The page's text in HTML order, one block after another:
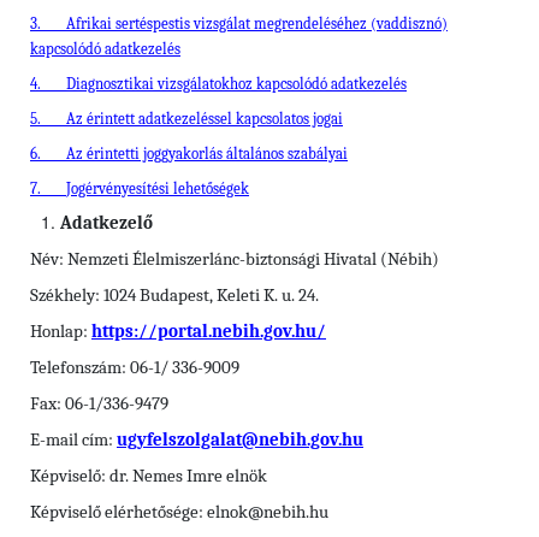
3.
Afrikai sertéspestis vizsgálat megrendeléséhez (vaddisznó)
kapcsolódó adatkezelés
4.
Diagnosztikai vizsgálatokhoz kapcsolódó adatkezelés
5.
Az érintett adatkezeléssel kapcsolatos jogai
6.
Az érintetti joggyakorlás általános szabályai
7.
Jogérvényesítési lehetőségek
Adatkezelő
Név: Nemzeti Élelmiszerlánc-biztonsági Hivatal (Nébih)
Székhely: 1024 Budapest, Keleti K. u. 24.
Honlap: https://portal.nebih.gov.hu/
Telefonszám: 06-1/ 336-9009
Fax: 06-1/336-9479
E-mail cím: ugyfelszolgalat@nebih.gov.hu
Képviselő: dr. Nemes Imre elnök
Képviselő elérhetősége: elnok@nebih.hu